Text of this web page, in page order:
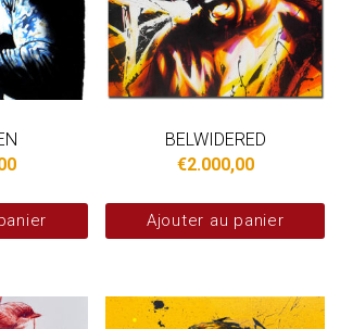
BELWIDERED
€2.000,00
Ajouter au panier